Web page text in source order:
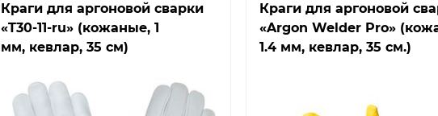
Краги для аргоновой сварки
«T30-11-ru» (кожаные, 1
мм, кевлар, 35 см)
Краги для аргоновой
«Argon Welder Pro»
1.4 мм, кевлар, 35 см.)